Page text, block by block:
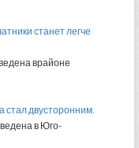
станет легче
врайоне
стал двусторонним​.
в Юго-